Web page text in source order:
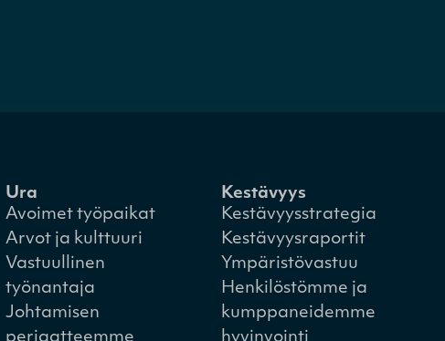
Ura
Avoimet työpaikat
Arvot ja kulttuuri
Vastuullinen
työnantaja
Johtamisen
Kestävyys
Kestävyysstrategia
Kestävyysraportit
Ympäristövastuu
Henkilöstömme ja
kumppaneidemme